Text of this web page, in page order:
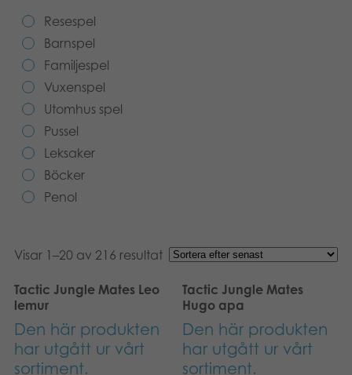
Vuxenspel
Utomhus spel
Leksaker
Böcker
Arkiverade produkter
Applikationer
Uppförandekod
Ansvar
Vår berättelse
KONTAKTER
Kontakta oss
Göra en reklamation
Länkar och sidor
Media
B2B-SHOP
Resespel
Barnspel
Familjespel
Vuxenspel
Utomhus spel
Pussel
Leksaker
Böcker
Penol
Visar 1–20 av 216 resultat
Tactic Jungle Mates Leo
lemur
Den här produkten
har utgått ur vårt
sortiment.
Tactic Jungle Mates
Hugo apa
Den här produkten
har utgått ur vårt
sortiment.